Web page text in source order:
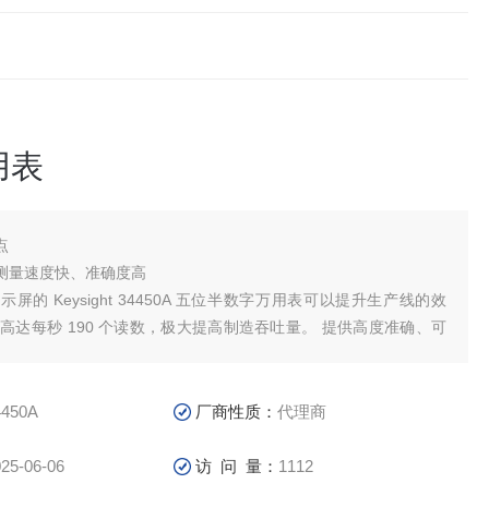
表
量速度快、准确度高
屏的 Keysight 34450A 五位半数字万用表可以提升生产线的效
达每秒 190 个读数，极大提高制造吞吐量。 提供高度准确、可
厂商性质：代理商
06-06 访 问 量： 1112